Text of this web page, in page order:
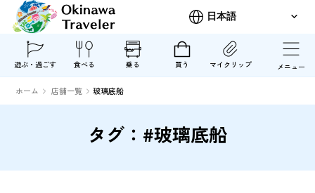
遊ぶ・過ごす 食べる 乗る 買う マイクリップ メニュー
ホーム 店舗一覧 玻璃底船
タグ：#玻璃底船